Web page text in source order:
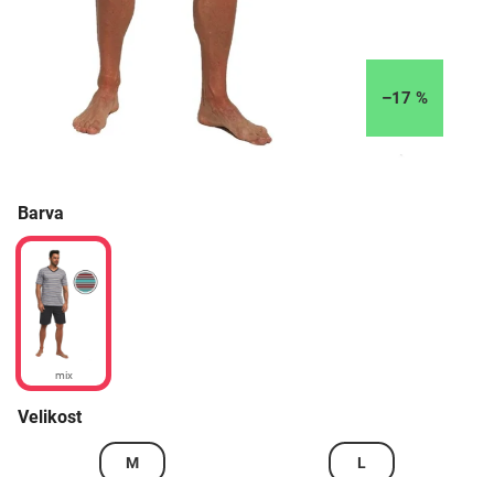
–17 %
Barva
mix
Velikost
M L